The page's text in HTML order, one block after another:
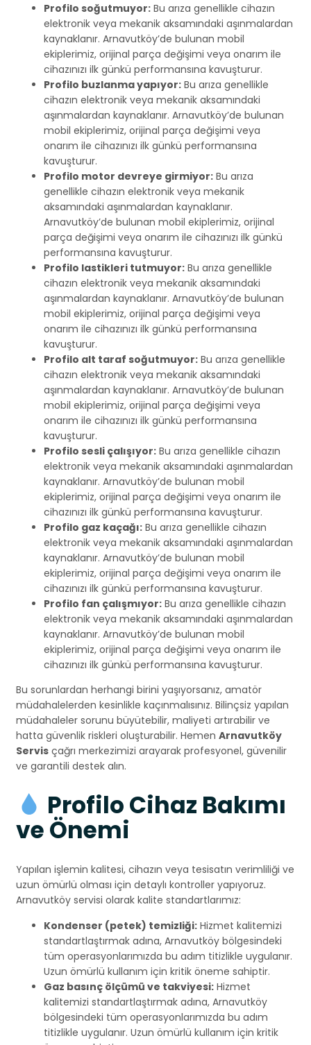
Profilo soğutmuyor: Bu arıza genellikle cihazın
elektronik veya mekanik aksamındaki aşınmalardan
kaynaklanır. Arnavutköy’de bulunan mobil
ekiplerimiz, orijinal parça değişimi veya onarım ile
cihazınızı ilk günkü performansına kavuşturur.
Profilo buzlanma yapıyor: Bu arıza genellikle
cihazın elektronik veya mekanik aksamındaki
aşınmalardan kaynaklanır. Arnavutköy’de bulunan
mobil ekiplerimiz, orijinal parça değişimi veya
onarım ile cihazınızı ilk günkü performansına
kavuşturur.
Profilo motor devreye girmiyor: Bu arıza
genellikle cihazın elektronik veya mekanik
aksamındaki aşınmalardan kaynaklanır.
Arnavutköy’de bulunan mobil ekiplerimiz, orijinal
parça değişimi veya onarım ile cihazınızı ilk günkü
performansına kavuşturur.
Profilo lastikleri tutmuyor: Bu arıza genellikle
cihazın elektronik veya mekanik aksamındaki
aşınmalardan kaynaklanır. Arnavutköy’de bulunan
mobil ekiplerimiz, orijinal parça değişimi veya
onarım ile cihazınızı ilk günkü performansına
kavuşturur.
Profilo alt taraf soğutmuyor: Bu arıza genellikle
cihazın elektronik veya mekanik aksamındaki
aşınmalardan kaynaklanır. Arnavutköy’de bulunan
mobil ekiplerimiz, orijinal parça değişimi veya
onarım ile cihazınızı ilk günkü performansına
kavuşturur.
Profilo sesli çalışıyor: Bu arıza genellikle cihazın
elektronik veya mekanik aksamındaki aşınmalardan
kaynaklanır. Arnavutköy’de bulunan mobil
ekiplerimiz, orijinal parça değişimi veya onarım ile
cihazınızı ilk günkü performansına kavuşturur.
Profilo gaz kaçağı: Bu arıza genellikle cihazın
elektronik veya mekanik aksamındaki aşınmalardan
kaynaklanır. Arnavutköy’de bulunan mobil
ekiplerimiz, orijinal parça değişimi veya onarım ile
cihazınızı ilk günkü performansına kavuşturur.
Profilo fan çalışmıyor: Bu arıza genellikle cihazın
elektronik veya mekanik aksamındaki aşınmalardan
kaynaklanır. Arnavutköy’de bulunan mobil
ekiplerimiz, orijinal parça değişimi veya onarım ile
cihazınızı ilk günkü performansına kavuşturur.
Bu sorunlardan herhangi birini yaşıyorsanız, amatör
müdahalelerden kesinlikle kaçınmalısınız. Bilinçsiz yapılan
müdahaleler sorunu büyütebilir, maliyeti artırabilir ve
hatta güvenlik riskleri oluşturabilir. Hemen Arnavutköy
Servis çağrı merkezimizi arayarak profesyonel, güvenilir
ve garantili destek alın.
Profilo Cihaz Bakımı
ve Önemi
Yapılan işlemin kalitesi, cihazın veya tesisatın verimliliği ve
uzun ömürlü olması için detaylı kontroller yapıyoruz.
Arnavutköy servisi olarak kalite standartlarımız:
Kondenser (petek) temizliği: Hizmet kalitemizi
standartlaştırmak adına, Arnavutköy bölgesindeki
tüm operasyonlarımızda bu adım titizlikle uygulanır.
Uzun ömürlü kullanım için kritik öneme sahiptir.
Gaz basınç ölçümü ve takviyesi: Hizmet
kalitemizi standartlaştırmak adına, Arnavutköy
bölgesindeki tüm operasyonlarımızda bu adım
titizlikle uygulanır. Uzun ömürlü kullanım için kritik